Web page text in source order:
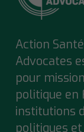
Action
Advocates
pour
politique en
institutions
politiques